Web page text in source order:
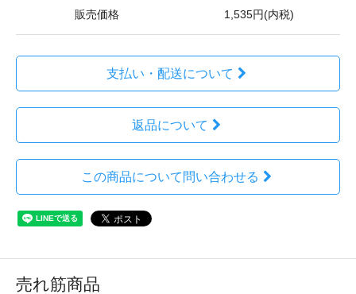
販売価格 1,535円(内税)
支払い・配送について
返品について
この商品について問い合わせる
売れ筋商品